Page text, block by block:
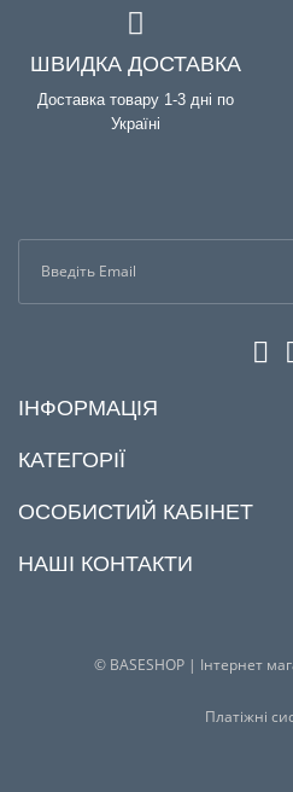
ШВИДКА ДОСТАВКА
Доставка товару 1-3 дні по
Україні
ІНФОРМАЦІЯ
КАТЕГОРІЇ
ОСОБИСТИЙ КАБІНЕТ
НАШІ КОНТАКТИ
© BASESHOP | Інтернет
Платіжні